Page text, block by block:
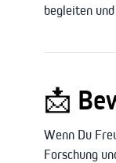
begleiten
📩
Wenn Du
Forschung